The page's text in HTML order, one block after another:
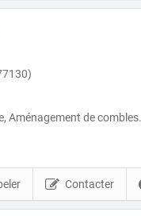
Aménagement de combles.
Contacter